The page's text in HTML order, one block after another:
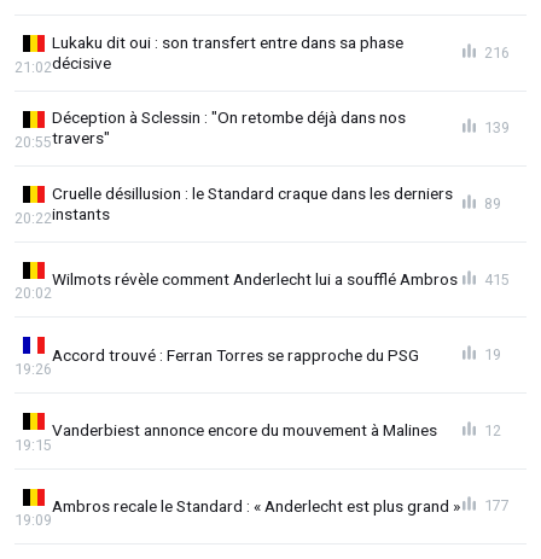
Lukaku dit oui : son transfert entre dans sa phase
décisive
21:02
216
Déception à Sclessin : "On retombe déjà dans nos
travers"
20:55
139
Cruelle désillusion : le Standard craque dans les derniers
instants
20:22
89
Wilmots révèle comment Anderlecht lui a soufflé Ambros
20:02
415
Accord trouvé : Ferran Torres se rapproche du PSG
19:26
19
Vanderbiest annonce encore du mouvement à Malines
19:15
12
Ambros recale le Standard : « Anderlecht est plus grand »
19:09
177